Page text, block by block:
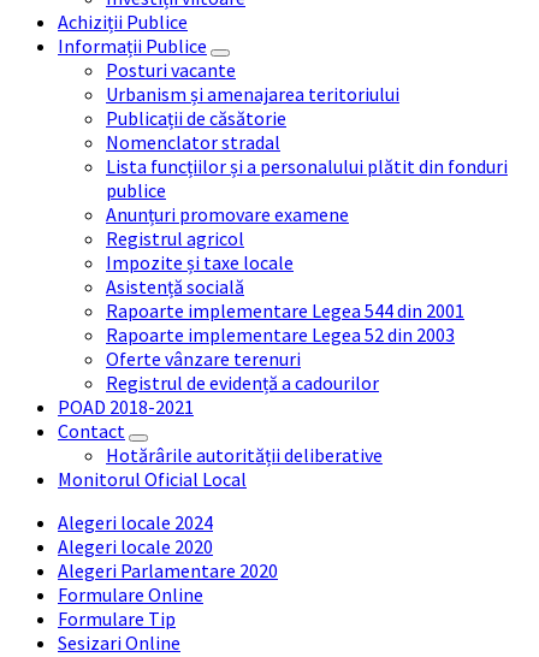
Achiziții Publice
Informații Publice
Posturi vacante
Urbanism și amenajarea teritoriului
Publicații de căsătorie
Nomenclator stradal
Lista funcțiilor și a personalului plătit din fonduri
publice
Anunțuri promovare examene
Registrul agricol
Impozite și taxe locale
Asistență socială
Rapoarte implementare Legea 544 din 2001
Rapoarte implementare Legea 52 din 2003
Oferte vânzare terenuri
Registrul de evidență a cadourilor
POAD 2018-2021
Contact
Hotărârile autorității deliberative
Monitorul Oficial Local
Alegeri locale 2024
Alegeri locale 2020
Alegeri Parlamentare 2020
Formulare Online
Formulare Tip
Sesizari Online